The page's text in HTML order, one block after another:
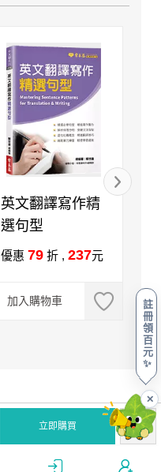
註
冊
領
百
元
✨
✕
立即購買
英文翻譯寫作精
選句型
優惠 79 折 , 237元
加入購物車 加